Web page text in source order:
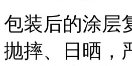
包装后的涂层
抛摔、日晒，